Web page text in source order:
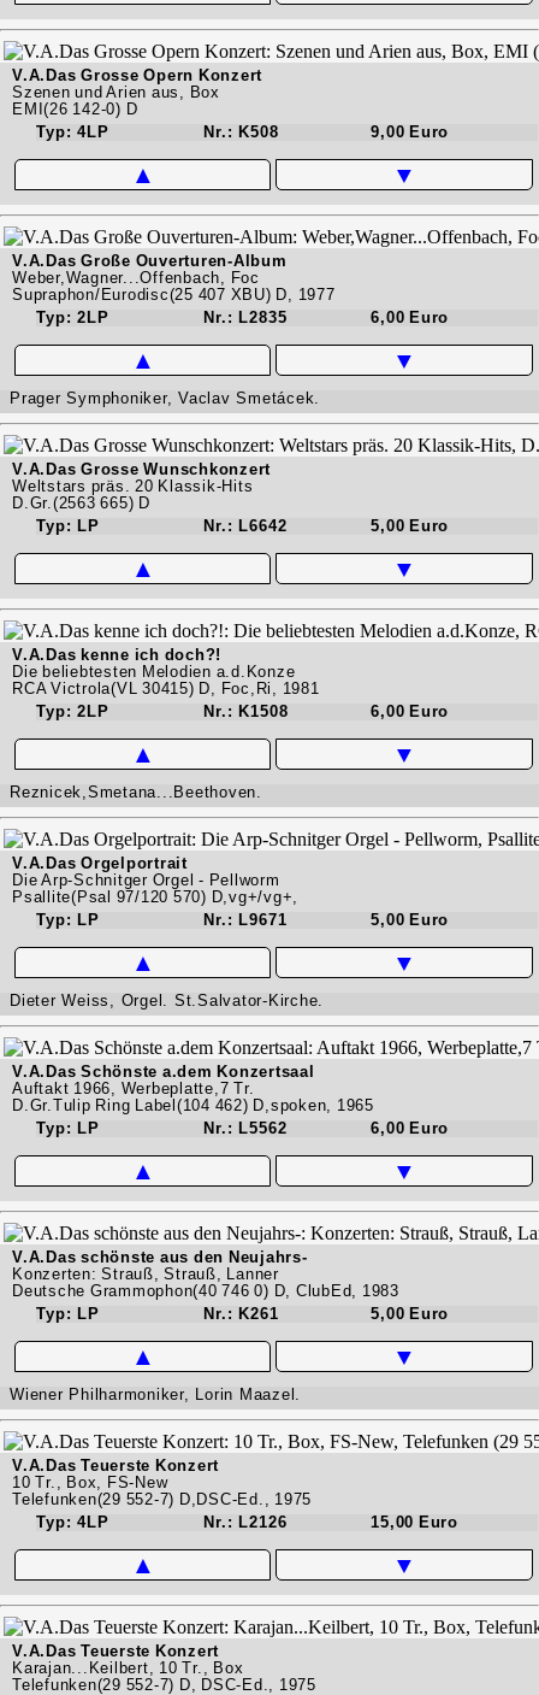
V.A.Das Grosse Opern Konzert
Szenen und Arien aus, Box
EMI(26 142-0) D
Typ: 4LP
Nr.: K508 9,00 Euro
▲ ▼
V.A.Das Große Ouverturen-Album
Weber,Wagner...Offenbach, Foc
Supraphon/Eurodisc(25 407 XBU) D, 1977
Typ: 2LP
Nr.: L2835 6,00 Euro
▲ ▼
Prager Symphoniker, Vaclav Smetácek.
V.A.Das Grosse Wunschkonzert
Weltstars präs. 20 Klassik-Hits
D.Gr.(2563 665) D
Typ: LP
Nr.: L6642 5,00 Euro
▲ ▼
V.A.Das kenne ich doch?!
Die beliebtesten Melodien a.d.Konze
RCA Victrola(VL 30415) D, Foc,Ri, 1981
Typ: 2LP
Nr.: K1508 6,00 Euro
▲ ▼
Reznicek,Smetana...Beethoven.
V.A.Das Orgelportrait
Die Arp-Schnitger Orgel - Pellworm
Psallite(Psal 97/120 570) D,vg+/vg+,
Typ: LP
Nr.: L9671 5,00 Euro
▲ ▼
Dieter Weiss, Orgel. St.Salvator-Kirche.
V.A.Das Schönste a.dem Konzertsaal
Auftakt 1966, Werbeplatte,7 Tr.
D.Gr.Tulip Ring Label(104 462) D,spoken, 1965
Typ: LP
Nr.: L5562 6,00 Euro
▲ ▼
V.A.Das schönste aus den Neujahrs-
Konzerten: Strauß, Strauß, Lanner
Deutsche Grammophon(40 746 0) D, ClubEd, 1983
Typ: LP
Nr.: K261 5,00 Euro
▲ ▼
Wiener Philharmoniker, Lorin Maazel.
V.A.Das Teuerste Konzert
10 Tr., Box, FS-New
Telefunken(29 552-7) D,DSC-Ed., 1975
Typ: 4LP
Nr.: L2126 15,00 Euro
▲ ▼
V.A.Das Teuerste Konzert
Karajan...Keilbert, 10 Tr., Box
Telefunken(29 552-7) D, DSC-Ed., 1975